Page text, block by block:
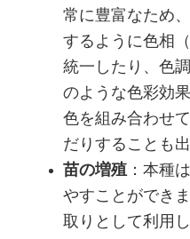
常に豊富なため
するように色相
統一したり、色
のような色彩効
色を組み合わせ
だりすることも
苗の増殖：本種
やすことができ
取りとして利用